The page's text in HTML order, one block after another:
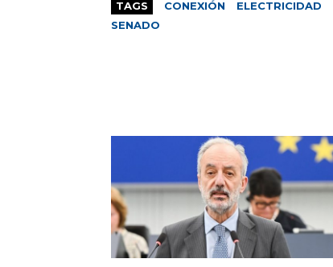
TAGS CONEXIÓN ELECTRICIDAD
SENADO